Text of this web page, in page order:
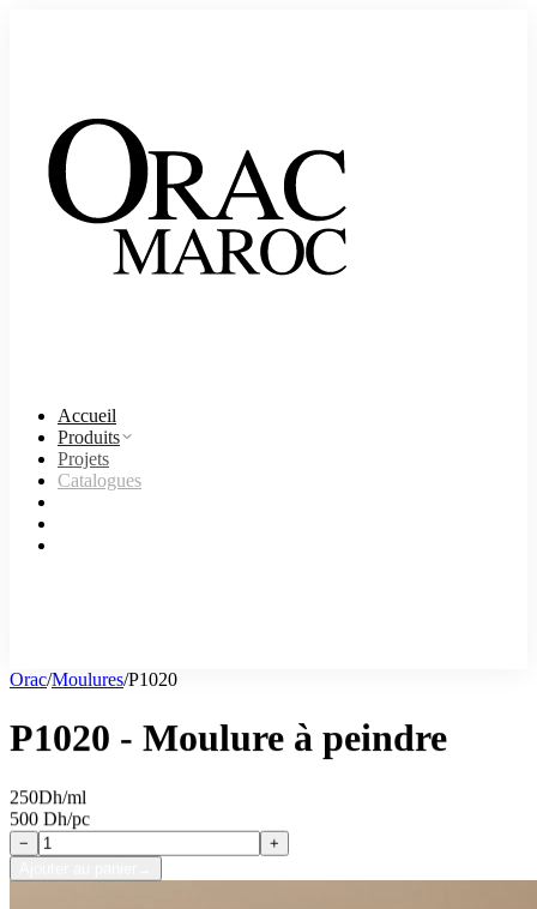
Accueil
Produits
Projets
Catalogues
Orac/Moulures/P1020
P1020 - Moulure à peindre
250Dh/ml
500 Dh/pc
−
+